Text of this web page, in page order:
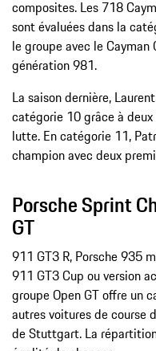
composites. Les 718
sont évaluées dans la
le groupe avec le
génération 981.
La saison dernière,
catégorie 10 grâce à
lutte. En catégorie 11,
champion avec deux
Porsche Sprint
GT
911 GT3 R, Porsche 935
911 GT3 Cup ou version
groupe Open GT offre un
autres voitures de course
de Stuttgart. La